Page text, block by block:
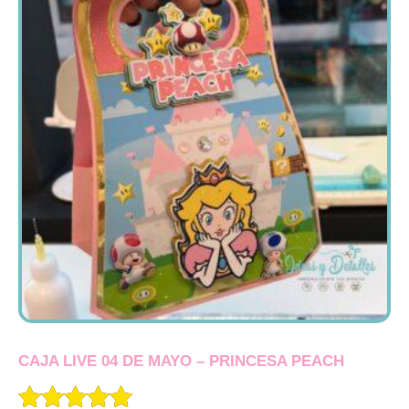
CAJA LIVE 04 DE MAYO – PRINCESA PEACH